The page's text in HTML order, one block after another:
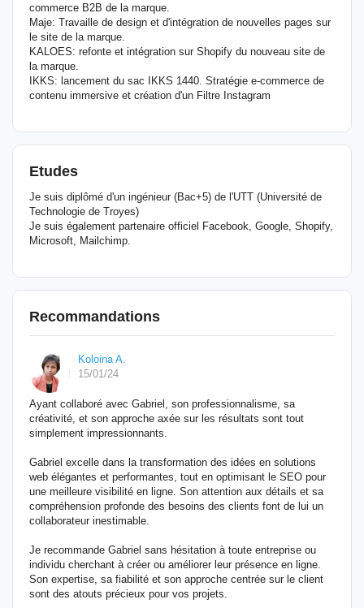
commerce B2B de la marque.
Maje: Travaille de design et d'intégration de nouvelles pages sur
le site de la marque.
KALOES: refonte et intégration sur Shopify du nouveau site de
la marque.
IKKS: lancement du sac IKKS 1440. Stratégie e-commerce de
contenu immersive et création d'un Filtre Instagram
Etudes
Je suis diplômé d'un ingénieur (Bac+5) de l'UTT (Université de
Technologie de Troyes)
Je suis également partenaire officiel Facebook, Google, Shopify,
Microsoft, Mailchimp.
Recommandations
Koloina A.
15/01/24
Ayant collaboré avec Gabriel, son professionnalisme, sa
créativité, et son approche axée sur les résultats sont tout
simplement impressionnants.
Gabriel excelle dans la transformation des idées en solutions
web élégantes et performantes, tout en optimisant le SEO pour
une meilleure visibilité en ligne. Son attention aux détails et sa
compréhension profonde des besoins des clients font de lui un
collaborateur inestimable.
Je recommande Gabriel sans hésitation à toute entreprise ou
individu cherchant à créer ou améliorer leur présence en ligne.
Son expertise, sa fiabilité et son approche centrée sur le client
sont des atouts précieux pour vos projets.